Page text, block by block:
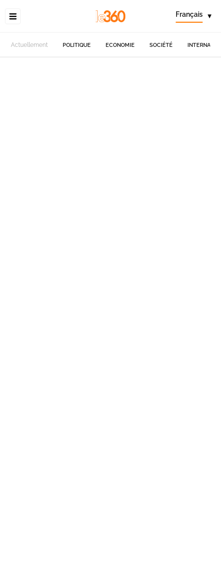
Français ▾
Actuellement POLITIQUE ECONOMIE SOCIÉTÉ